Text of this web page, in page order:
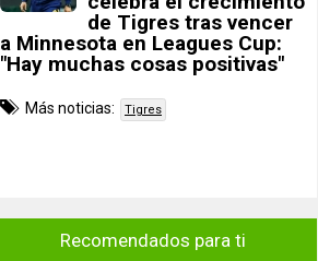
de Tigres tras vencer
a Minnesota en Leagues Cup:
"Hay muchas cosas positivas"
Más noticias: Tigres
Recomendados para ti